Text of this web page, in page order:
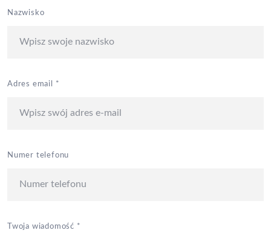
Nazwisko
Adres email *
Numer telefonu
Twoja wiadomość *